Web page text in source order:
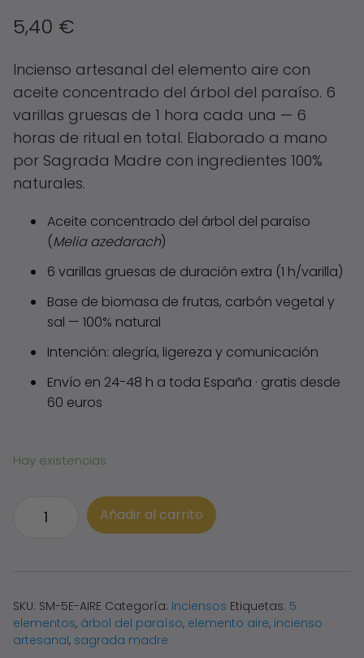
5,40 €
Incienso artesanal del elemento aire con
aceite concentrado del árbol del paraíso. 6
varillas gruesas de 1 hora cada una — 6
horas de ritual en total. Elaborado a mano
por Sagrada Madre con ingredientes 100%
naturales.
Aceite concentrado del árbol del paraíso
(Melia azedarach)
6 varillas gruesas de duración extra (1 h/varilla)
Base de biomasa de frutas, carbón vegetal y
sal — 100% natural
Intención: alegría, ligereza y comunicación
Envío en 24-48 h a toda España · gratis desde
60 euros
Hay existencias
Alegría
|
Árbol
Añadir al carrito
SKU: SM-5E-AIRE Categoría: Inciensos Etiquetas: 5
elementos, árbol del paraíso, elemento aire, incienso
artesanal, sagrada madre